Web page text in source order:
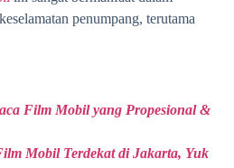
penumpang, terutama
Film Mobil yang Propesional &
Mobil Terdekat di Jakarta, Yuk